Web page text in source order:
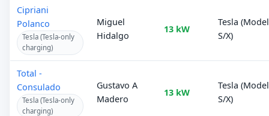
Cipriani
Polanco
Tesla (Tesla-only
charging)
Miguel
Hidalgo
13 kW
Tesla (Model
S/X)
Total -
Consulado
Tesla (Tesla-only
charging)
Gustavo A
Madero
13 kW
Tesla (Model
S/X)